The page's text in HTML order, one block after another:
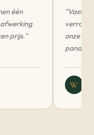
één
prijs."
"Vaste
onze
W